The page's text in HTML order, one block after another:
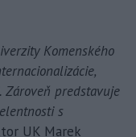
Komenského
Zároveň predstavuje
s
UK Marek